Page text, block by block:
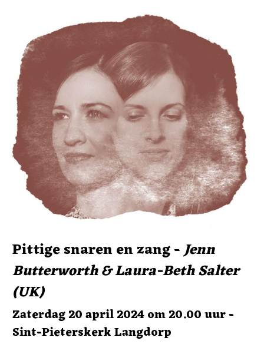
Pittige snaren en zang - Jenn
Butterworth & Laura-Beth Salter
(UK)
Zaterdag 20 april 2024 om 20.00 uur -
Sint-Pieterskerk Langdorp